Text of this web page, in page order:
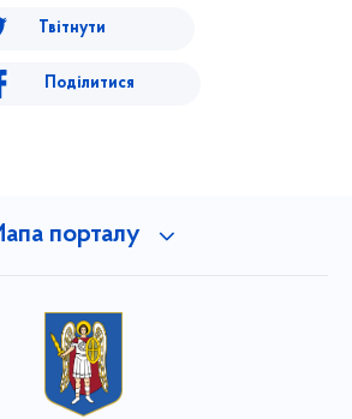
Твітнути
Поділитися
порталу